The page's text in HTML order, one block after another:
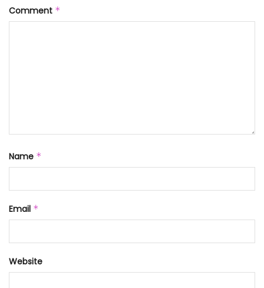
Comment *
Name *
Email *
Website